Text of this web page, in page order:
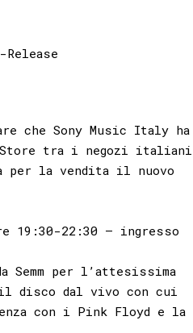
che Sony Music Italy ha
Store tra i negozi italiani
per la vendita il nuovo
19:30-22:30 – ingresso
Semm per l’attesissima
il disco dal vivo con cui
con i Pink Floyd e la